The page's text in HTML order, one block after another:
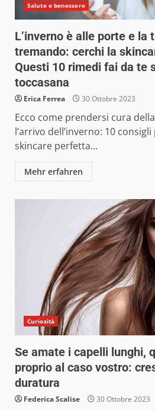
Salute e benessere
L’inverno è alle porte e la
tremando: cerchi la
Questi 10 rimedi fai da te
toccasana
Erica Ferrea 30 Ottobre 2023
Ecco come prendersi cura
l’arrivo dell’inverno: 10
skincare perfetta...
Mehr erfahren
Curiosità
Se amate i capelli lunghi,
proprio al caso vostro:
duratura
Federica Scalise 30 Ottobre 2023